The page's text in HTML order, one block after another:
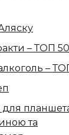
– ТОП 50
–
та